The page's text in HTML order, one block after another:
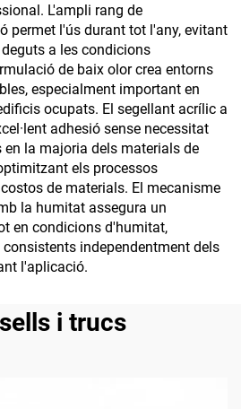
L'ampli rang de
permet l'ús durant tot l'any, evitant
a les condicions
de baix olor crea entorns
especialment important en
ocupats. El segellant acrílic a
adhesió sense necessitat
la majoria dels materials de
els processos
de materials. El mecanisme
la humitat assegura un
en condicions d'humitat,
independentment dels
l'aplicació.
i trucs